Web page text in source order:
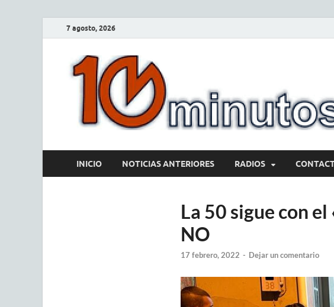
7 agosto, 2026
INICIO NOTICIAS ANTERIORES RADIOS
La 50 sigue con
NO
17 febrero, 2022 - Dejar un comentario